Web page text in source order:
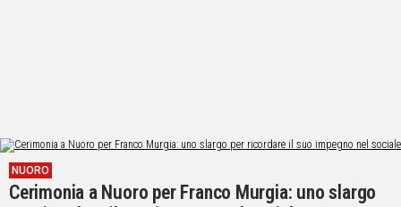
NUORO
Cerimonia a Nuoro per Franco Murgia: uno slargo